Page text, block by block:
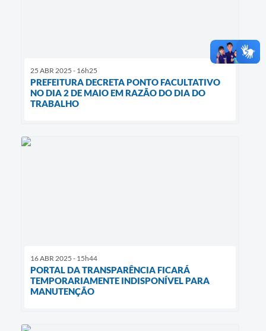
25 ABR 2025 - 16h25
PREFEITURA DECRETA PONTO FACULTATIVO
NO DIA 2 DE MAIO EM RAZÃO DO DIA DO
TRABALHO
16 ABR 2025 - 15h44
PORTAL DA TRANSPARÊNCIA FICARÁ
TEMPORARIAMENTE INDISPONÍVEL PARA
MANUTENÇÃO